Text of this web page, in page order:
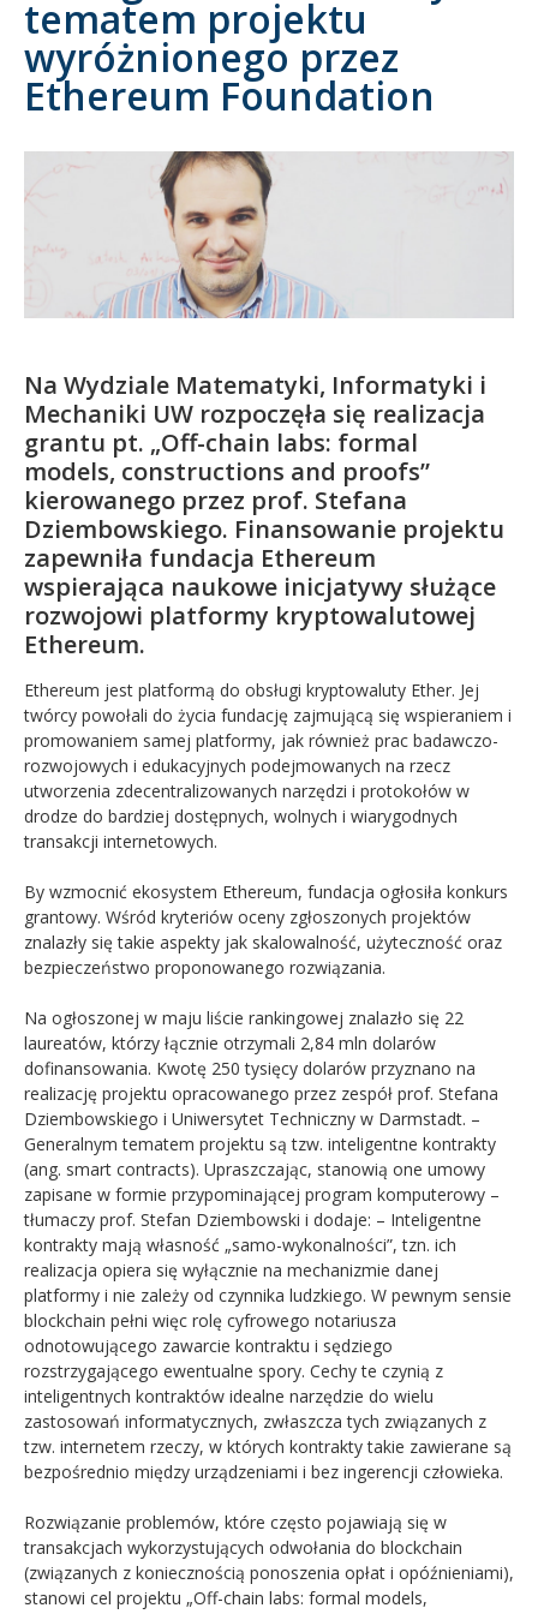
Kandydat
Absolwent
tematem projektu
wyróżnionego przez
Ethereum Foundation
Na Wydziale Matematyki, Informatyki i
Mechaniki UW rozpoczęła się realizacja
grantu pt. „Off-chain labs: formal
models, constructions and proofs”
kierowanego przez prof. Stefana
Dziembowskiego. Finansowanie projektu
zapewniła fundacja Ethereum
wspierająca naukowe inicjatywy służące
rozwojowi platformy kryptowalutowej
Ethereum.
Ethereum jest platformą do obsługi kryptowaluty Ether. Jej
twórcy powołali do życia fundację zajmującą się wspieraniem i
promowaniem samej platformy, jak również prac badawczo-
rozwojowych i edukacyjnych podejmowanych na rzecz
utworzenia zdecentralizowanych narzędzi i protokołów w
drodze do bardziej dostępnych, wolnych i wiarygodnych
transakcji internetowych.
By wzmocnić ekosystem Ethereum, fundacja ogłosiła konkurs
grantowy. Wśród kryteriów oceny zgłoszonych projektów
znalazły się takie aspekty jak skalowalność, użyteczność oraz
bezpieczeństwo proponowanego rozwiązania.
Na ogłoszonej w maju liście rankingowej znalazło się 22
laureatów, którzy łącznie otrzymali 2,84 mln dolarów
dofinansowania. Kwotę 250 tysięcy dolarów przyznano na
realizację projektu opracowanego przez zespół prof. Stefana
Dziembowskiego i Uniwersytet Techniczny w Darmstadt. –
Generalnym tematem projektu są tzw. inteligentne kontrakty
(ang. smart contracts). Upraszczając, stanowią one umowy
zapisane w formie przypominającej program komputerowy –
tłumaczy prof. Stefan Dziembowski i dodaje: – Inteligentne
kontrakty mają własność „samo-wykonalności”, tzn. ich
realizacja opiera się wyłącznie na mechanizmie danej
platformy i nie zależy od czynnika ludzkiego. W pewnym sensie
blockchain pełni więc rolę cyfrowego notariusza
odnotowującego zawarcie kontraktu i sędziego
rozstrzygającego ewentualne spory. Cechy te czynią z
inteligentnych kontraktów idealne narzędzie do wielu
zastosowań informatycznych, zwłaszcza tych związanych z
tzw. internetem rzeczy, w których kontrakty takie zawierane są
bezpośrednio między urządzeniami i bez ingerencji człowieka.
Rozwiązanie problemów, które często pojawiają się w
transakcjach wykorzystujących odwołania do blockchain
(związanych z koniecznością ponoszenia opłat i opóźnieniami),
stanowi cel projektu „Off-chain labs: formal models,